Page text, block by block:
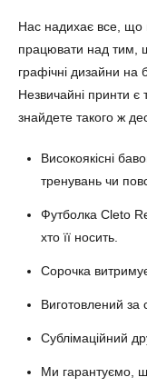
Нас надихає все, що
працювати над тим,
графічні дизайни на
Незвичайні принти є
знайдете такого ж
Високоякісні
тренувань чи
Футболка Cleto
хто її носить.
Сорочка
Виготовлений за
Сублімаційний
Ми гарантуємо,